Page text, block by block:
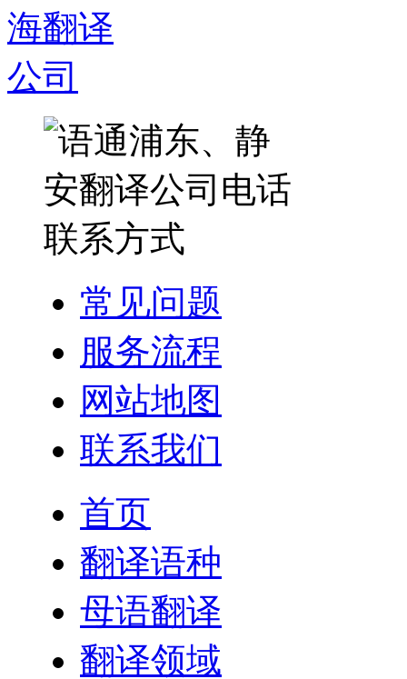
常见问题
服务流程
网站地图
联系我们
首页
翻译语种
母语翻译
翻译领域